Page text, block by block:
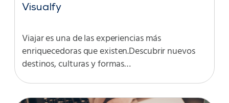
Visualfy
Viajar es una de las experiencias más
enriquecedoras que existen.Descubrir nuevos
destinos, culturas y formas…